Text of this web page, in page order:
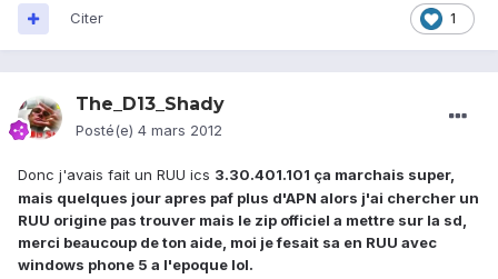
1
Citer
The_D13_Shady
Posté(e) 4 mars 2012
Donc j'avais fait un RUU ics 3.30.401.101 ça marchais super,
mais quelques jour apres paf plus d'APN alors j'ai chercher un
RUU origine pas trouver mais le zip officiel a mettre sur la sd,
merci beaucoup de ton aide, moi je fesait sa en RUU avec
windows phone 5 a l'epoque lol.